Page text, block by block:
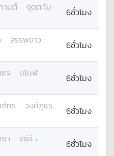
นต์
จุตตะโน
6ชั่วโมง
สรรพขาว :
6ชั่วโมง
ร มโนฬี :
6ชั่วโมง
ทร
วงค์ภูธร
6ชั่วโมง
า แซ่ลี :
6ชั่วโมง